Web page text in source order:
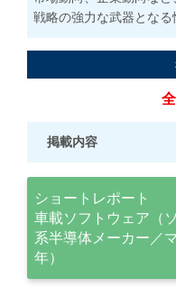
戦略の強力な武器となる
掲載内容
ショートレポート
車載ソフトウェア（
系半導体メーカー／
年）